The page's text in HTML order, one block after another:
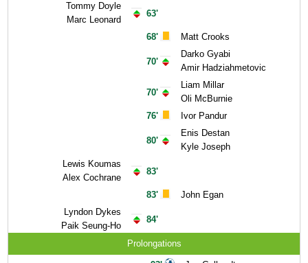
Tommy Doyle
Marc Leonard
Lewis Koumas
Alex Cochrane
Lyndon Dykes
Paik Seung-Ho
63'
68'
70'
70'
76'
80'
83'
83'
84'
Matt Crooks
Darko Gyabi
Amir Hadziahmetovic
Liam Millar
Oli McBurnie
Ivor Pandur
Enis Destan
Kyle Joseph
John Egan
Prolongations